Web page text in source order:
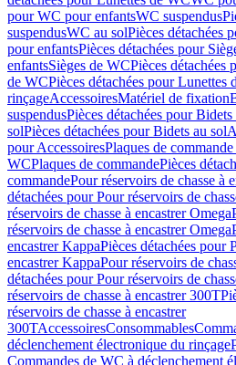
pour WC pour enfantsWC suspendus
suspendusWC au solPièces détachées
pour enfantsPièces détachées pour
enfantsSièges de WCPièces détachées
de WCPièces détachées pour Lunettes
rinçageAccessoiresMatériel de fixation
suspendusPièces détachées pour Bidets
solPièces détachées pour Bidets au sol
pour AccessoiresPlaques de
WCPlaques de commandePièces
commandePour réservoirs de chasse à
détachées pour Pour réservoirs de
réservoirs de chasse à encastrer Omega
réservoirs de chasse à encastrer Omega
encastrer KappaPièces détachées pour
encastrer KappaPour réservoirs de
détachées pour Pour réservoirs de
réservoirs de chasse à encastrer 300T
réservoirs de chasse à encastrer
300TAccessoiresConsommables
déclenchement électronique du rinçage
Commandes de WC à déclenchement